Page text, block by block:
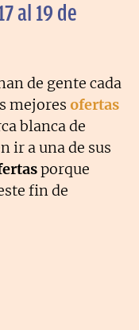
al 19 de
de gente cada
mejores ofertas
blanca de
ir a una de sus
porque
fin de